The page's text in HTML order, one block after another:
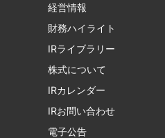
経営情報
財務ハイライト
IRライブラリー
株式について
IRカレンダー
IRお問い合わせ
電子公告